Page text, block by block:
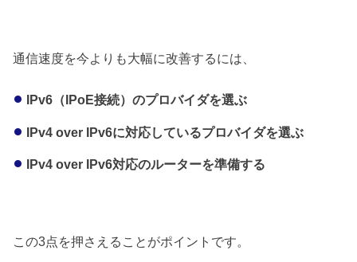
通信速度を今よりも大幅に改善するには、
IPv6（IPoE接続）のプロバイダを選ぶ
IPv4 over IPv6に対応しているプロバイダを選ぶ
IPv4 over IPv6対応のルーターを準備する
この3点を押さえることがポイントです。